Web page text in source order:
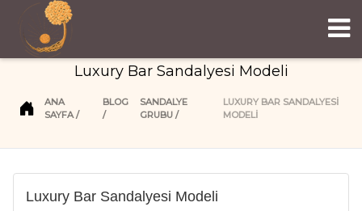
Luxury Bar Sandalyesi Modeli
ANA
SAYFA
BLOG
SANDALYE
GRUBU
LUXURY BAR SANDALYESI
MODELI
Luxury Bar Sandalyesi Modeli